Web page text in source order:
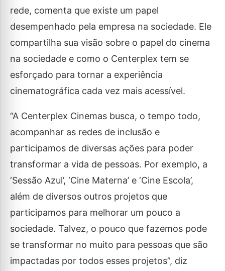
rede, comenta que existe um papel
desempenhado pela empresa na sociedade. Ele
compartilha sua visão sobre o papel do cinema
na sociedade e como o Centerplex tem se
esforçado para tornar a experiência
cinematográfica cada vez mais acessível.
“A Centerplex Cinemas busca, o tempo todo,
acompanhar as redes de inclusão e
participamos de diversas ações para poder
transformar a vida de pessoas. Por exemplo, a
‘Sessão Azul’, ‘Cine Materna’ e ‘Cine Escola’,
além de diversos outros projetos que
participamos para melhorar um pouco a
sociedade. Talvez, o pouco que fazemos pode
se transformar no muito para pessoas que são
impactadas por todos esses projetos”, diz